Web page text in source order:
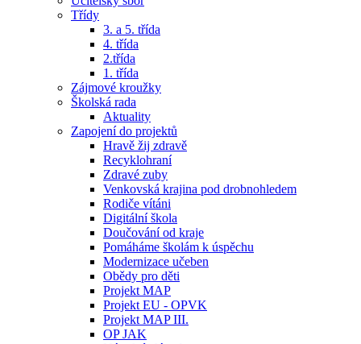
Třídy
3. a 5. třída
4. třída
2.třída
1. třída
Zájmové kroužky
Školská rada
Aktuality
Zapojení do projektů
Hravě žij zdravě
Recyklohraní
Zdravé zuby
Venkovská krajina pod drobnohledem
Rodiče vítáni
Digitální škola
Doučování od kraje
Pomáháme školám k úspěchu
Modernizace učeben
Obědy pro děti
Projekt MAP
Projekt EU - OPVK
Projekt MAP III.
OP JAK